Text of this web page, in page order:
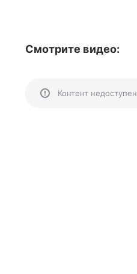
Смотрите видео:
Контент недоступен